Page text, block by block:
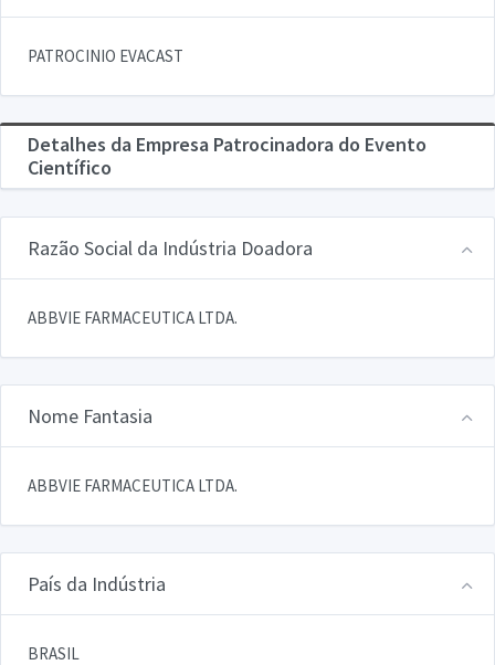
PATROCINIO EVACAST
Detalhes da Empresa Patrocinadora do Evento
Científico
Razão Social da Indústria Doadora
ABBVIE FARMACEUTICA LTDA.
Nome Fantasia
ABBVIE FARMACEUTICA LTDA.
País da Indústria
BRASIL